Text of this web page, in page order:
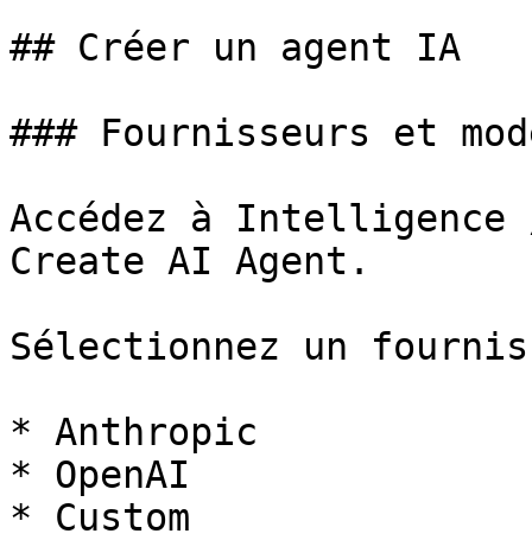
## Créer un agent IA
### Fournisseurs et
Accédez à
Create AI Agent.
Sélectionnez un
* Anthropic
* OpenAI
* Custom